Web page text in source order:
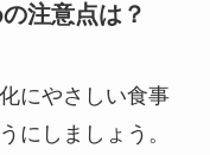
注意点は？
にやさしい食事
にしましょう。